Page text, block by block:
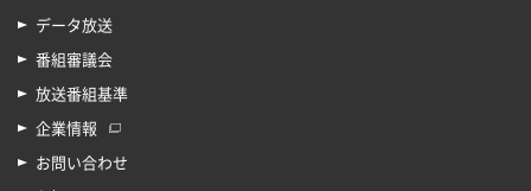
データ放送
番組審議会
放送番組基準
企業情報
お問い合わせ